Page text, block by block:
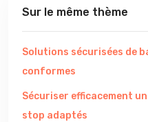
Sur le même thème
Solutions sécurisées de
conformes
Sécuriser efficacement
stop adaptés